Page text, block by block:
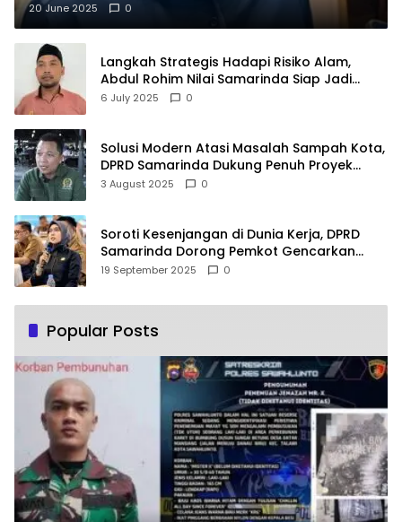
20 June 2025 0
Langkah Strategis Hadapi Risiko Alam,
Abdul Rohim Nilai Samarinda Siap Jadi
Pusat Logistik Bencana Kalimantan
6 July 2025 0
Solusi Modern Atasi Masalah Sampah Kota,
DPRD Samarinda Dukung Penuh Proyek
PLTSA
3 August 2025 0
Soroti Kesenjangan di Dunia Kerja, DPRD
Samarinda Dorong Pemkot Gencarkan
Pemberdayaan Perempuan
19 September 2025 0
Popular Posts